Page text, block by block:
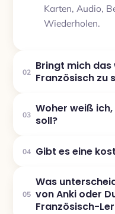
Karten, Audio,
Wiederholen.
02 Bringt mich
Französisch zu
03 Woher weiß
soll?
04 Gibt es eine
05
Was
von Anki oder
Französisch-